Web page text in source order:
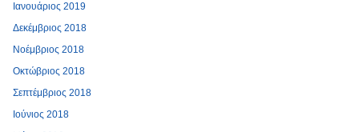
Ιανουάριος 2019
Δεκέμβριος 2018
Νοέμβριος 2018
Οκτώβριος 2018
Σεπτέμβριος 2018
Ιούνιος 2018